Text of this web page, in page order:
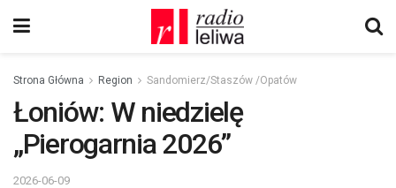
Strona Główna Region Sandomierz/Staszów /Opatów
Łoniów: W niedzielę
„Pierogarnia 2026”
2026-06-09